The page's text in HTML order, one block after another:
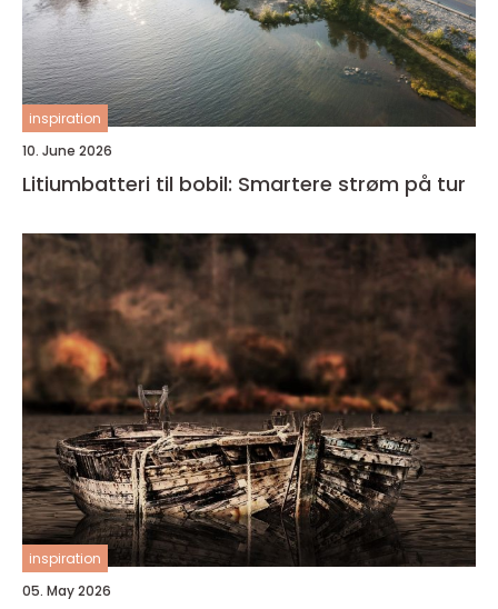
inspiration
10. June 2026
Litiumbatteri til bobil: Smartere strøm på tur
inspiration
05. May 2026